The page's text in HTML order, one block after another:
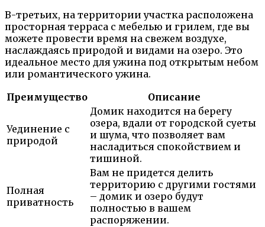
В-третьих, на территории участка расположена
просторная терраса с мебелью и грилем, где вы
можете провести время на свежем воздухе,
наслаждаясь природой и видами на озеро. Это
идеальное место для ужина под открытым небом
или романтического ужина.
Преимущество
Описание
Уединение с
природой
Домик находится на берегу
озера, вдали от городской суеты
и шума, что позволяет вам
насладиться спокойствием и
тишиной.
Полная
приватность
Вам не придется делить
территорию с другими гостями
– домик и озеро будут
полностью в вашем
распоряжении.